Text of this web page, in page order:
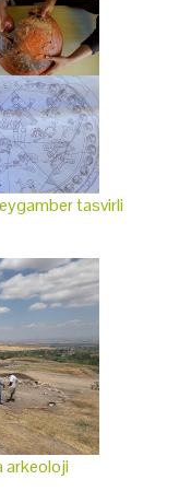
tasvirli
arkeoloji